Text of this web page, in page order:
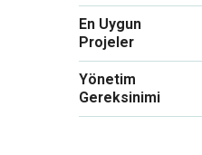
En Uygun
Projeler
Yönetim
Gereksinimi